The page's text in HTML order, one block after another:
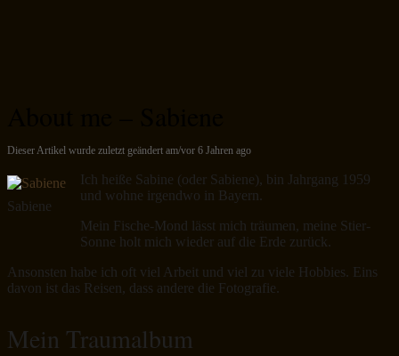
Dieser Artikel wurde zuletzt geändert am/vor 6 Jahren ago
Sabiene
Ich heiße Sabine (oder Sabiene), bin Jahrgang 1959
und wohne irgendwo in Bayern.
Mein Fische-Mond lässt mich träumen, meine Stier-
Sonne holt mich wieder auf die Erde zurück.
Ansonsten habe ich oft viel Arbeit und viel zu viele Hobbies. Eins
davon ist das Reisen, dass andere die Fotografie.
Mein Traumalbum